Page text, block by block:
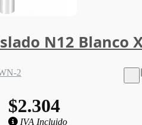
N12 Blanco
2
$2.304
IVA Incluido